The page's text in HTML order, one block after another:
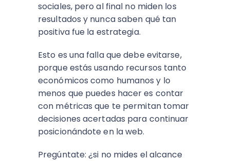
sociales, pero al final no miden los
resultados y nunca saben qué tan
positiva fue la estrategia.
Esto es una falla que debe evitarse,
porque estás usando recursos tanto
económicos como humanos y lo
menos que puedes hacer es contar
con métricas que te permitan tomar
decisiones acertadas para continuar
posicionándote en la web.
Pregúntate: ¿si no mides el alcance